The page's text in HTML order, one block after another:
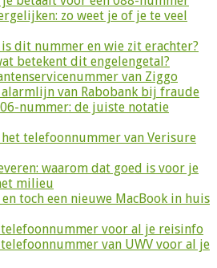
zo weet je of je te veel
dit nummer en wie zit erachter?
betekent dit engelengetal?
van Ziggo
alarmlijn van Rabobank bij fraude
nummer: de juiste notatie
het telefoonnummer van Verisure
waarom dat goed is voor je
milieu
toch een nieuwe MacBook in huis
telefoonnummer voor al je reisinfo
van UWV voor al je